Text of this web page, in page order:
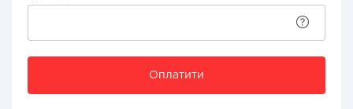
Оплатити